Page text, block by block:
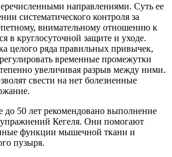
направлениями. Суть ее
систематического контроля за
внимательному отношению к
в круглосуточной защите и уходе.
целого ряда правильных привычек,
временные промежутки
увеличивая разрыв между ними.
свести на нет болезненные
до 50 лет рекомендовано выполнение
Кегеля. Они помогают
функции мышечной ткани и
пузыря.